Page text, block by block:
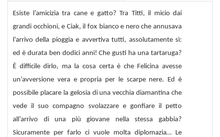
Esiste l’amicizia tra cane e gatto? Tra Titti, il micio dai
grandi occhioni, e Ciak, il fox bianco e nero che annusava
l’arrivo della pioggia e avvertiva tutti, assolutamente sì:
ed è durata ben dodici anni! Che gusti ha una tartaruga?
È difficile dirlo, ma la cosa certa è che Felicina avesse
un’avversione vera e propria per le scarpe nere. Ed è
possibile placare la gelosia di una vecchia diamantina che
vede il suo compagno svolazzare e gonfiare il petto
all’arrivo di una più giovane nella stessa gabbia?
Sicuramente per farlo ci vuole molta diplomazia… Le